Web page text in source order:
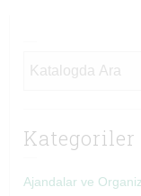
Kategoriler
Ajandalar ve